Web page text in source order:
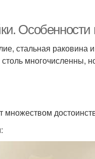
Особенности
стальная
многочисленны,
множеством